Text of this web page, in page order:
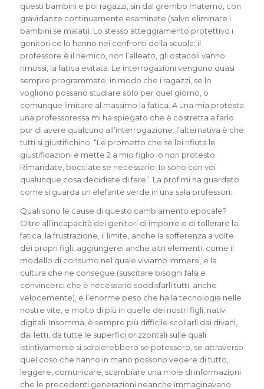
questi bambini e poi ragazzi, sin dal grembo materno, con
gravidanze continuamente esaminate (salvo eliminare i
bambini se malati). Lo stesso atteggiamento protettivo i
genitori ce lo hanno nei confronti della scuola: il
professore è il nemico, non l’alleato, gli ostacoli vanno
rimossi, la fatica evitata. Le interrogazioni vengono quasi
sempre programmate, in modo che i ragazzi, se lo
vogliono possano studiare solo per quel giorno, o
comunque limitare al massimo la fatica. A una mia protesta
una professoressa mi ha spiegato che è costretta a farlo
pur di avere qualcuno all’interrogazione: l’alternativa è che
tutti si giustifichino. “Le prometto che se lei rifiuta le
giustificazioni e mette 2 a mio figlio io non protesto.
Rimandate, bocciate se necessario. Io sono con voi
qualunque cosa decidiate di fare”. La prof mi ha guardato
come si guarda un elefante verde in una sala professori.
Quali sono le cause di questo cambiamento epocale?
Oltre all’incapacità dei genitori di imporre o di tollerare la
fatica, la frustrazione, il limite, anche la sofferenza a volte
dei propri figli, aggiungerei anche altri elementi, come il
modello di consumo nel quale viviamo immersi, e la
cultura che ne consegue (suscitare bisogni falsi e
convincerci che è necessario soddisfarli tutti, anche
velocemente), e l’enorme peso che ha la tecnologia nelle
nostre vite, e molto di più in quelle dei nostri figli, nativi
digitali. Insomma, è sempre più difficile scollarli dai divani,
dai letti, da tutte le superfici orizzontali sulle quali
istintivamente si sdraierebbero se potessero, se attraverso
quel coso che hanno in mano possono vedere di tutto,
leggere, comunicare, scambiare una mole di informazioni
che le precedenti generazioni neanche immaginavano